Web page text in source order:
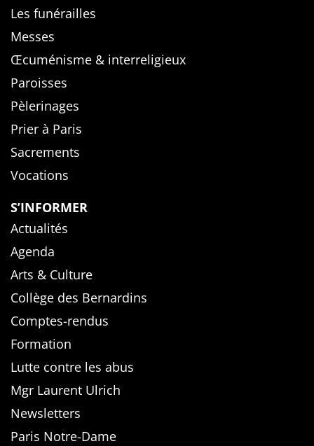
Les funérailles
Messes
Œcuménisme & interreligieux
Paroisses
Pèlerinages
Prier à Paris
Sacrements
Vocations
S’INFORMER
Actualités
Agenda
Arts & Culture
Collège des Bernardins
Comptes-rendus
Formation
Lutte contre les abus
Mgr Laurent Ulrich
Newsletters
Paris Notre-Dame